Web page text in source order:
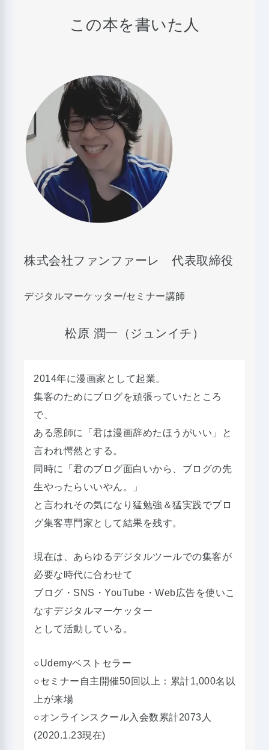
この本を書いた人
株式会社ファンファーレ 代表取締役
デジタルマーケッター/セミナー講師
松原 潤一（ジュンイチ）
2014年に漫画家として起業。
集客のためにブログを頑張っていたところ
で、
ある恩師に「君は漫画辞めたほうがいい」と
言われ愕然とする。
同時に「君のブログ面白いから、ブログの先
生やったらいいやん。」
と言われその気になり猛勉強＆猛実践でブロ
グ集客専門家として結果を残す。
現在は、あらゆるデジタルツールでの集客が
必要な時代に合わせて
ブログ・SNS・YouTube・Web広告を使いこ
なすデジタルマーケッター
として活動している。
○Udemyベストセラー
○セミナー自主開催50回以上：累計1,000名以
上が来場
○オンラインスクール入会数累計2073人
(2020.1.23現在)